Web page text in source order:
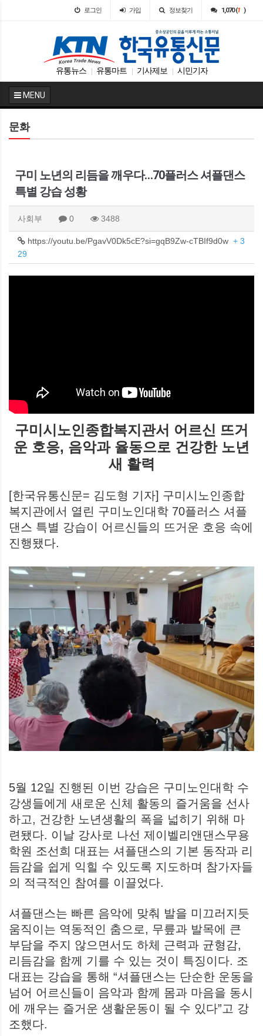
로그인 가입 정보찾기 1,070 (1 )
유통뉴스 유통마트 기사제보 시민기자
MENU
문화
구미 노년의 리듬을 깨우다…70플러스 셔플댄스
특별 강습 성황
사회부 0 3488
https://youtu.be/PgavV0Dk5cE?si=gqB9Zw-cTBIf9d0w + 3
29
구미시노인종합복지관서 어르신 뜨거
운 호응, 음악과 율동으로 건강한 노년
새 활력
[한국유통신문= 김도형 기자] 구미시노인종합
복지관에서 열린 구미노인대학 70플러스 셔플
댄스 특별 강습이 어르신들의 뜨거운 호응 속에
진행됐다.
5월 12일 진행된 이번 강습은 구미노인대학 수
강생들에게 새로운 신체 활동의 즐거움을 선사
하고, 건강한 노년생활의 폭을 넓히기 위해 마
련됐다. 이날 강사로 나선 제이벨리앤댄스무용
학원 조선희 대표는 셔플댄스의 기본 동작과 리
듬감을 쉽게 익힐 수 있도록 지도하며 참가자들
의 적극적인 참여를 이끌었다.
셔플댄스는 빠른 음악에 맞춰 발을 미끄러지듯
움직이는 역동적인 춤으로, 무릎과 발목에 큰
부담을 주지 않으면서도 하체 근력과 균형감,
리듬감을 함께 기를 수 있는 것이 특징이다. 조
대표는 강습을 통해 “셔플댄스는 단순한 운동을
넘어 어르신들이 음악과 함께 몸과 마음을 동시
에 깨우는 즐거운 생활운동이 될 수 있다”고 강
조했다.